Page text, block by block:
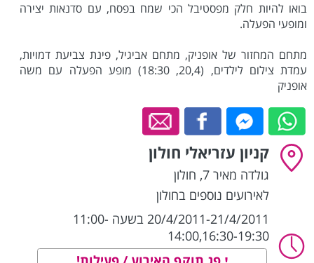
בואו להיות חלק מפסטיבל הכי שמח בפסח, עם סדנאות יצירה
ומופעי הפעלה.
מתחם המחזור של אופניק, מתחם אביגיל, פינת צביעת דמויות,
עמדת צילום לילדים, (20,4, 18:30) מופע הפעלה עם משה
אופניק
קניון עזריאלי חולון
גולדה מאיר 7 , חולון
לאירועים נוספים בחולון
20/4/2011-21/4/2011 בשעה 11:00-
14:00,16:30-19:30